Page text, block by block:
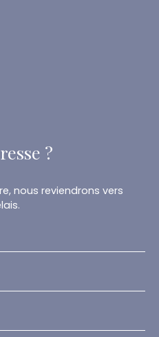
?
nous reviendrons vers